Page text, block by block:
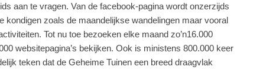
aan te vragen. Van de facebook-pagina wordt onzerzijds
kondigen zoals de maandelijkse wandelingen maar vooral
Tot nu toe bezoeken elke maand zo’n16.000
websitepagina’s bekijken. Ook is ministens 800.000 keer
teken dat de Geheime Tuinen een breed draagvlak